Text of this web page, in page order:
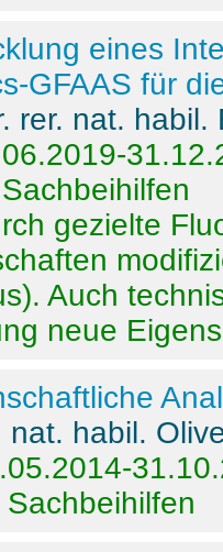
eines
GFAAS für
rer. nat.
gezielte
Auch
neue
nat. habil.